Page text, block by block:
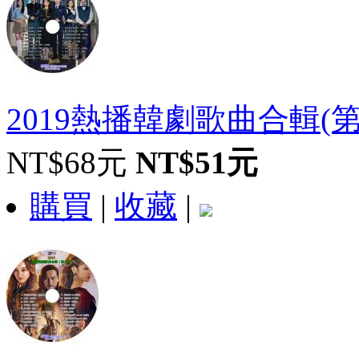
2019熱播韓劇歌曲合輯(
NT$68元 NT$51元
購買 | 收藏 |